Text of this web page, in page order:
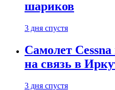
шариков
3 дня спустя
Самолет
на связь в
3 дня спустя